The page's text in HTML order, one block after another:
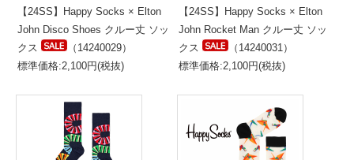
【24SS】Happy Socks × Elton
John Disco Shoes クルー丈 ソッ
クス
（14240029）
標準価格:2,100円(税抜)
【24SS】Happy Socks × Elton
John Rocket Man クルー丈 ソッ
クス
（14240031）
標準価格:2,100円(税抜)